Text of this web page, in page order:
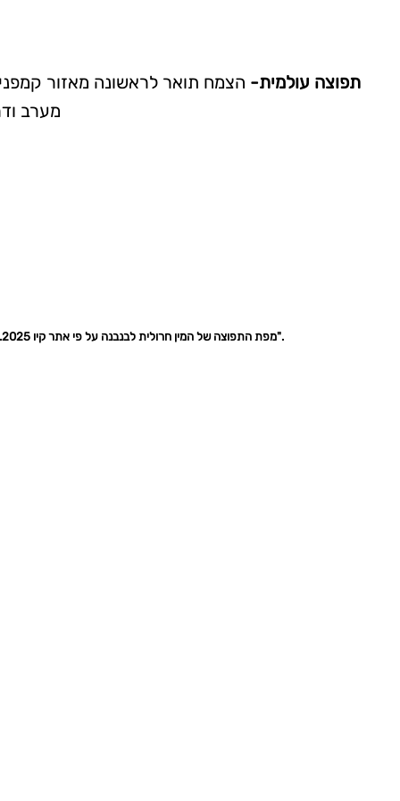
תפוצה עולמית- הצמח תואר לראשונה מאזור
מערב
מפת התפוצה של המין חרולית לבנבנה על פי אתר קיו 2025. הסימון של סוריה מסמל את "סוריה-לבנון" והצמח, אשר הינו עשב רע של צידי דרכים "זלג" תוך המלחמה הנוכחית והגיע לרכס נפתלי ב"דרכים עלומות".